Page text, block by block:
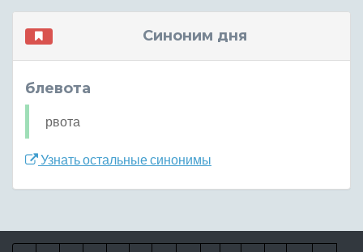
Синоним дня
блевота
рвота
Узнать остальные синонимы